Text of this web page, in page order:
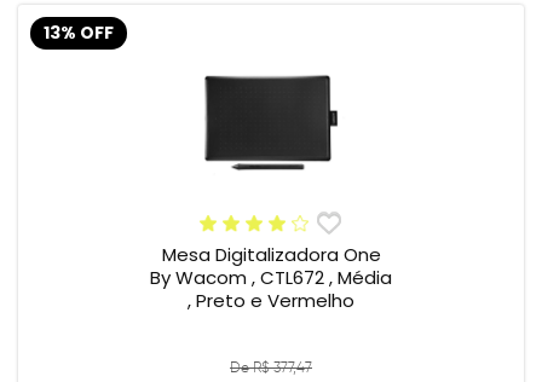
13% OFF
Mesa Digitalizadora One
By Wacom , CTL672 , Média
, Preto e Vermelho
De R$ 377,47